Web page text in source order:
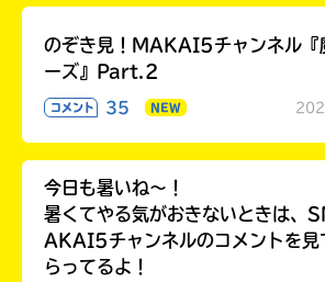
のぞき見！MAKAI5チャンネル『
ーズ』Part.2
コメント 35 NEW
今日も暑いね〜！
暑くてやる気がおきないときは、
AKAI5チャンネルのコメントを見
らってるよ！